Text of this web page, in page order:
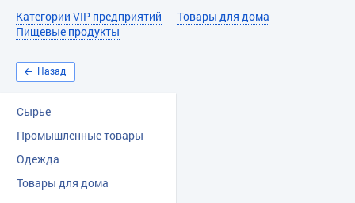
Сырье
Промышленные товары
Одежда
Товары для дома
Категории VIP предприятий
Товары для дома
Пищевые продукты
Назад